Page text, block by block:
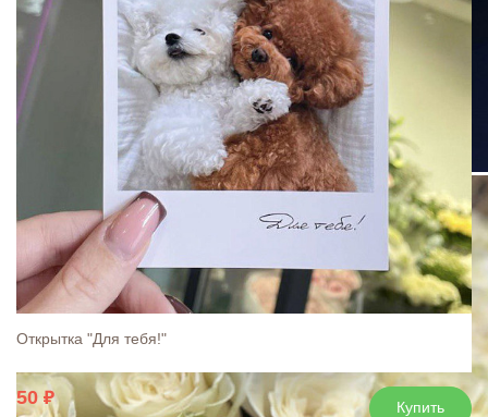
Открытка "Для тебя!"
50 Купить